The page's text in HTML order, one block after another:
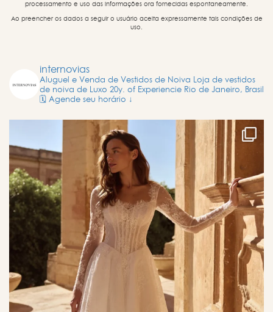
processamento e uso das informações ora fornecidas espontaneamente.
Ao preencher os dados a seguir o usuário aceita expressamente tais condições de
uso.
internovias
Aluguel e Venda de Vestidos de Noiva Loja de vestidos
de noiva de Luxo 20y. of Experiencie Rio de Janeiro, Brasil
🗓️ Agende seu horário ↓